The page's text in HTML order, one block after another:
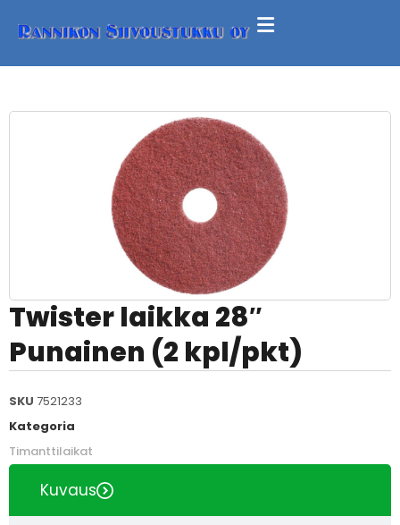
Twister laikka 28″
Punainen (2 kpl/pkt)
SKU 7521233
Kategoria
Timanttilaikat
Kuvaus